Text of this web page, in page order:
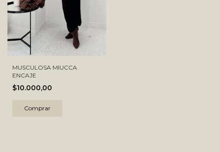
MUSCULOSA MIUCCA
ENCAJE
$10.000,00
Comprar